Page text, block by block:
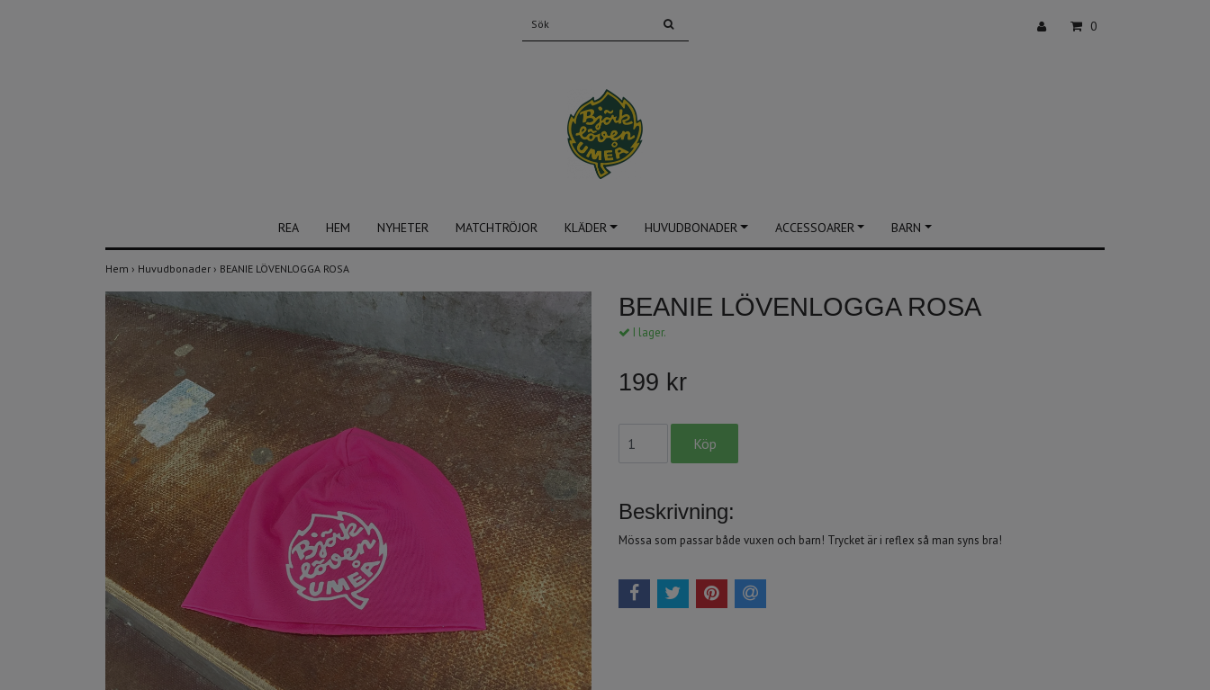
0
REA HEM NYHETER MATCHTRÖJOR KLÄDER HUVUDBONADER ACCESSOARER BARN
Hem › Huvudbonader › BEANIE LÖVENLOGGA ROSA
BEANIE LÖVENLOGGA ROSA
I lager.
199 kr
Beskrivning:
Mössa som passar både vuxen och barn! Trycket är i reflex så man syns bra!